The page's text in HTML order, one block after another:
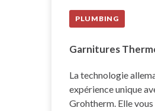
PLUMBING
Garnitures
La technologie
expérience unique
Grohtherm. Elle